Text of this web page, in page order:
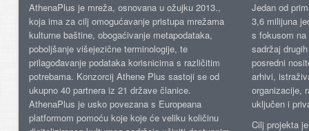
AthenaPlus je mreža, osnovana u ožujku 2013.,
koja ima za cilj omogućavanje pristupa mrežama
kulturne baštine, obogaćivanje metapodataka,
poboljšanje višejezične terminologije, te
prilagođavanje podataka korisnicima s različitim
potrebama. Konzorcij Athene Plus sastoji se od
ukupno 40 partnera iz 21 države članice.
AthenaPlus je usko povezana s Europeana
platformom pomoću koje koje će veliku količinu
Jedan od
3,6 milijuna
s fokusom
sadržaj
posredni
arhivi,
organizacije,
uključen i
Cilj projekta